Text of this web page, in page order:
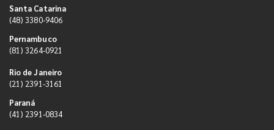
Santa Catarina
(48) 3380-9406
Pernambuco
(81) 3264-0921
Rio de Janeiro
(21) 2391-3161
Paraná
(41) 2391-0834